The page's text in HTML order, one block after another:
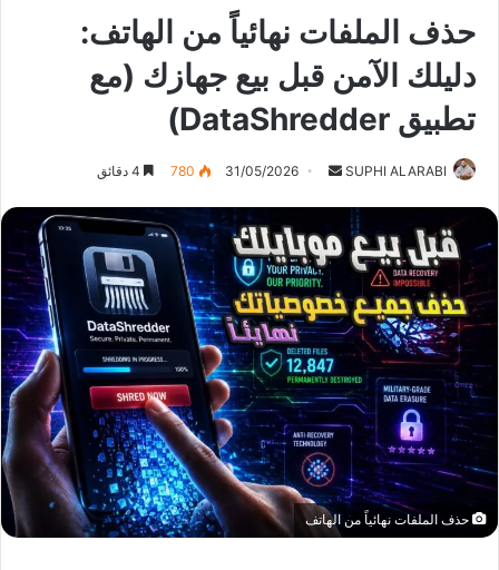
حذف الملفات نهائياً من الهاتف:
دليلك الآمن قبل بيع جهازك (مع
تطبيق DataShredder)
SUPHI ALARABI
أرسل
إلكترونيا
31/05/2026
780
حذف الملفات نهائياً من الهاتف